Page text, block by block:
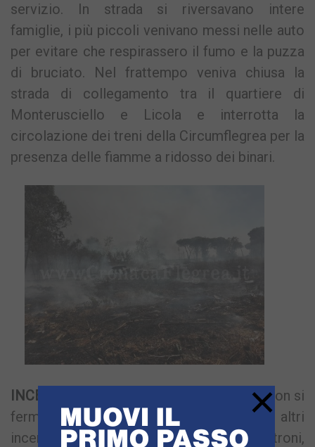
servizio. In strada si riversavano intere
famiglie, i più piccoli venivano messi nelle auto
per evitare che respirassero il fumo e la puzza
di bruciato. Nel frattempo veniva chiusa la
strada di collegamento tra il quartiere di
Monterusciello e Licola e interrotta la
circolazione dei treni della Circumflegrea per la
presenza delle fiamme a ridosso dei binari.
INCENDI IN SEQUENZA
– Ma i piromani non si
fermavano. A distanza di pochi minuti, altri
incendi divampavano nella zona degli Astroni,
×